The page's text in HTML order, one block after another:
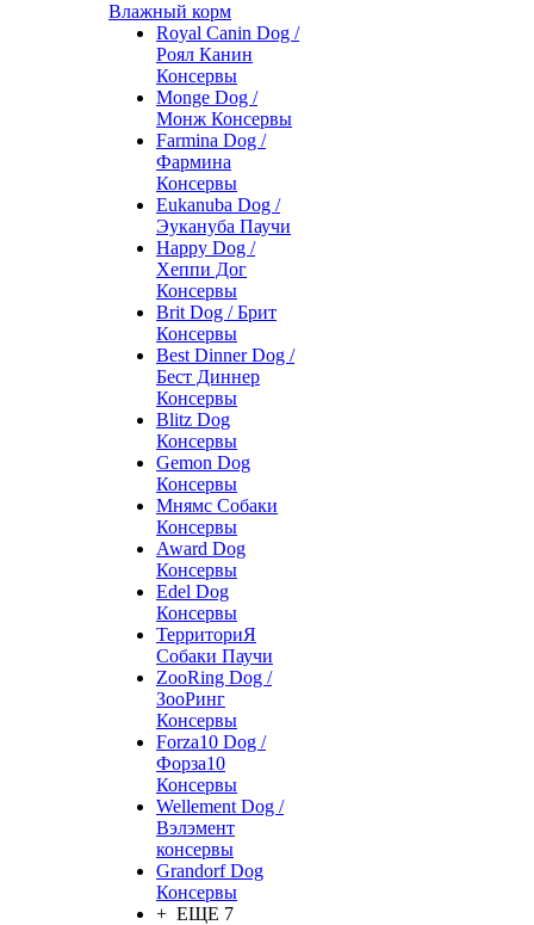
Влажный корм
Royal Canin Dog /
Роял Канин
Консервы
Monge Dog /
Монж Консервы
Farmina Dog /
Фармина
Консервы
Eukanuba Dog /
Эукануба Паучи
Happy Dog /
Хеппи Дог
Консервы
Brit Dog / Брит
Консервы
Best Dinner Dog /
Бест Диннер
Консервы
Blitz Dog
Консервы
Gemon Dog
Консервы
Мнямс Собаки
Консервы
Award Dog
Консервы
Edel Dog
Консервы
ТерриториЯ
Собаки Паучи
ZooRing Dog /
ЗооРинг
Консервы
Forza10 Dog /
Форза10
Консервы
Wellement Dog /
Вэлэмент
консервы
Grandorf Dog
Консервы
+ ЕЩЕ 7